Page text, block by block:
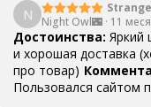
N
Vans
Night Owl🌃 · 11
Достоинства: Яркий
и хорошая доставка
про товар)
Пользовался сайтом